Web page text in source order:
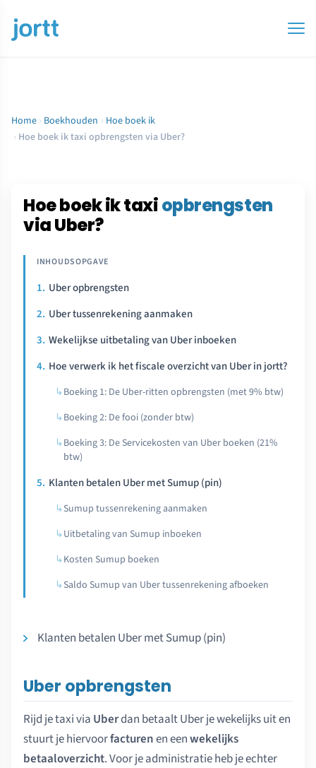
Home › Boekhouden › Hoe boek ik
› Hoe boek ik taxi opbrengsten via Uber?
Hoe boek ik taxiopbrengsten
via Uber?
Uber opbrengsten
Uber tussenrekening aanmaken
Wekelijkse uitbetaling van Uber inboeken
Hoe verwerk ik het fiscale overzicht van Uber in jortt?
Boeking 1: De Uber-ritten opbrengsten (met 9% btw)
Boeking 2: De fooi (zonder btw)
Boeking 3: De Servicekosten van Uber boeken (21%
btw)
Klanten betalen Uber met Sumup (pin)
Sumup tussenrekening aanmaken
Uitbetaling van Sumup inboeken
Kosten Sumup boeken
Saldo Sumup van Uber tussenrekening afboeken
Klanten betalen Uber met Sumup (pin)
Uber opbrengsten
Rijd je taxi via Uberdan betaalt Uber je wekelijks uit en
stuurt je hiervoorfacturenen eenwekelijks
betaaloverzicht. Voor je administratie heb je echter